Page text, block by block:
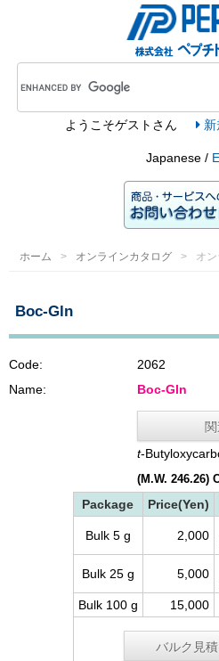
ようこそゲスト さん 新
Japanese /
ホーム オンラインカタログ オ
Boc-Gln
Code:
2062
Name:
Boc-Gln
t-
(M.W. 246.26)
Package Price(Yen)
Bulk 5 g 2,000
Bulk 25 g 5,000
Bulk 100 g
15,000
バルク見